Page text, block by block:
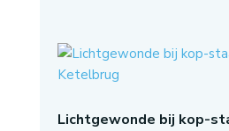
Lichtgewonde bij kop-